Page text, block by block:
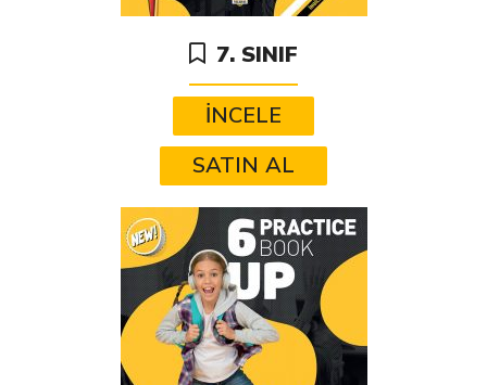
7. SINIF
İNCELE
SATIN AL